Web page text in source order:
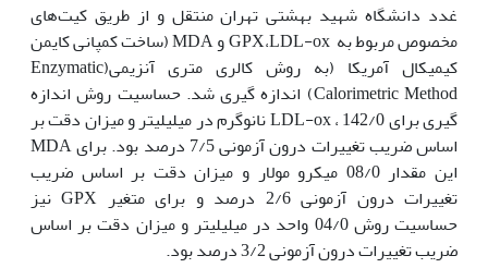
غدد دانشگاه شهید بهشتی تهران منتقل و از طریق کیت‌های
مخصوص مربوط به GPX،LDL-ox و MDA (ساخت کمپانی کایمن
کیمیکال آمریکا (به روش کالری متری آنزیمی(Enzymatic
Calorimetric Method) اندازه گیری شد. حساسیت روش اندازه
گیری برای LDL-ox ، 142/0 نانوگرم در میلی‏لیتر و میزان دقت بر
اساس ضریب تغییرات درون آزمونی 7/5 درصد بود. برای MDA
این مقدار 08/0 میکرو مولار و میزان دقت بر اساس ضریب
تغییرات درون آزمونی 2/6 درصد و برای متغیر GPX نیز
حساسیت روش 04/0 واحد در میلی‏لیتر و میزان دقت بر اساس
ضریب تغییرات درون آزمونی 3/2 درصد بود.